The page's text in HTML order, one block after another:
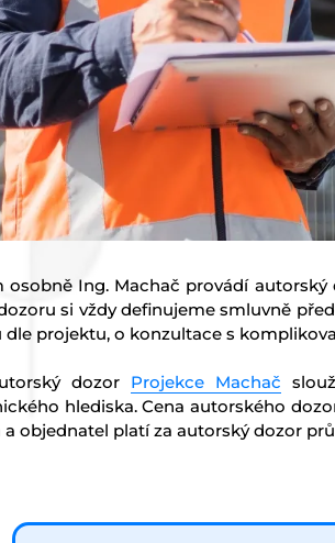
osobně Ing. Machač provádí
si vždy definujeme smluvně
dle projektu, o konzultace s
dozor Projekce Machač
hlediska. Cena autorského
objednatel platí za autorský dozor